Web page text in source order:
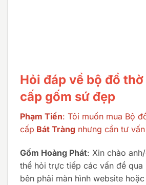
Hỏi đáp về bộ đồ
cấp gốm sứ đẹp
Phạm Tiến: Tôi muốn mua Bộ
cấp Bát Tràng nhưng cần tư
Gốm Hoàng Phát: Xin chào
thể hỏi trực tiếp các vấn đề qua
bên phải màn hình website